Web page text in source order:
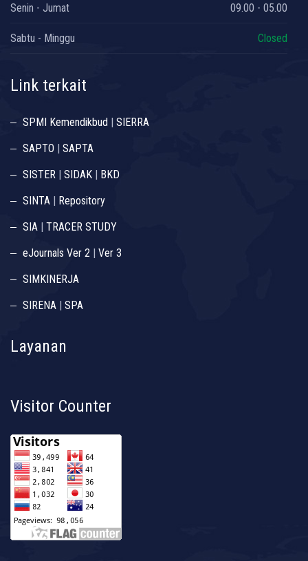
Senin - Jumat 09.00 - 05.00
Sabtu - Minggu Closed
Link terkait
SPMI Kemendikbud | SIERRA
SAPTO | SAPTA
SISTER | SIDAK | BKD
SINTA | Repository
SIA | TRACER STUDY
eJournals Ver 2 | Ver 3
SIMKINERJA
SIRENA | SPA
Layanan
Visitor Counter